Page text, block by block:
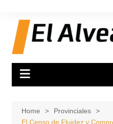
content
Home
Provinciales
El Censo de Fluidez y